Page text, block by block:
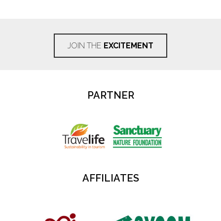
JOIN THE EXCITEMENT
PARTNER
AFFILIATES